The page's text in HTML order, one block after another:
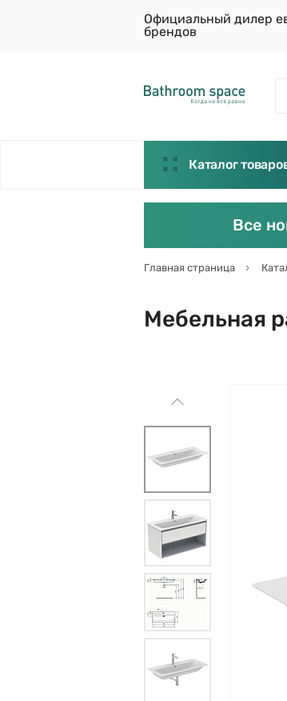
Официальный дилер
брендов
Каталог
Все
Главная страница
Мебельная